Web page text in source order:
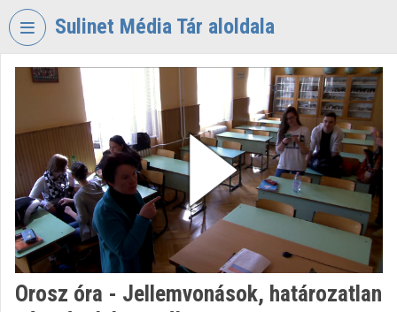
Skip header
Sulinet Média Tár aloldala
VIDEO
SULINET
TÁR
Organization home
Log In
Orosz óra - Jellemvonások, határozatlan